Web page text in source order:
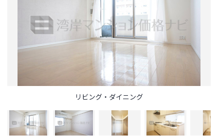
リビング・ダイニング